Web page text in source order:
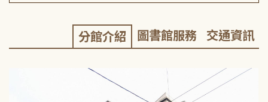
分館介紹 圖書館服務 交通資訊